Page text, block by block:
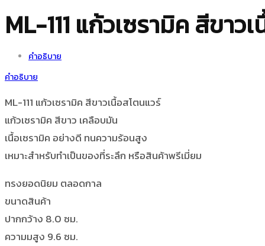
ML-111 แก้วเซรามิค สีขาว
คำอธิบาย
คำอธิบาย
ML-111 แก้วเซรามิค สีขาวเนื้อสโตนแวร์
แก้วเซรามิค สีขาว เคลือบมัน
เนื้อเซรามิค อย่างดี ทนความร้อนสูง
เหมาะสำหรับทำเป็นของที่ระลึก หรือสินค้าพรีเมี่ยม
ทรงยอดนิยม ตลอดกาล
ขนาดสินค้า
ปากกว้าง 8.0 ซม.
ความมสูง 9.6 ซม.